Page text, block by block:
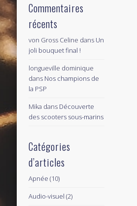
Commentaires
récents
von Gross Celine dans Un
joli bouquet final !
longueville dominique
dans Nos champions de
la PSP
Mika dans Découverte
des scooters sous-marins
Catégories
d’articles
Apnée (10)
Audio-visuel (2)